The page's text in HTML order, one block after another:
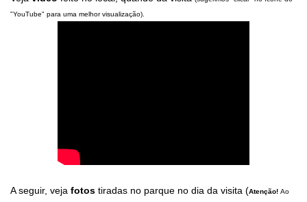
"YouTube" para uma melhor visualização).
A seguir, veja fotos tiradas no parque no dia da visita (Atenção! Ao